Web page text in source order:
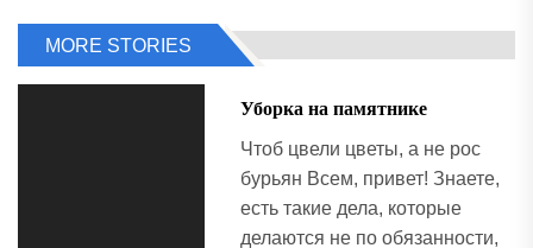
MORE STORIES
Уборка на памятнике
Чтоб цвели цветы, а не рос
бурьян Всем, привет! Знаете,
есть такие дела, которые
делаются не по обязанности,